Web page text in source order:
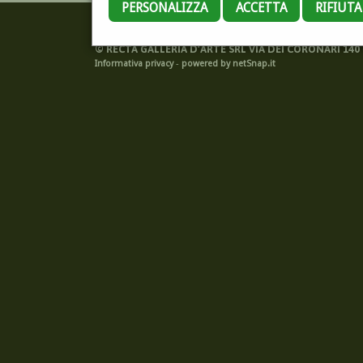
PERSONALIZZA ACCETTA
©RECTA GALLERIA D'ARTE SRL VIA DEI CORONARI
Informativa privacy- powered by netSnap.it